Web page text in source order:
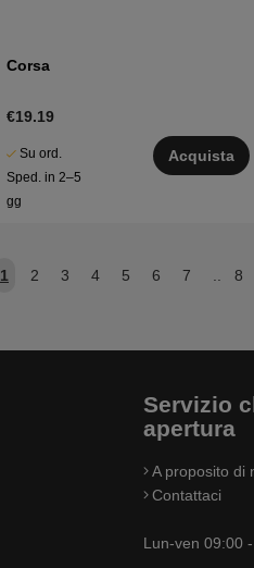
Corsa
€19.19
Su ord.
Sped. in 2–5
gg
Acquista
1 2 3 4 5 6 7 .. 8
Servizio
apertura
A proposito di
Contattaci
Lun-ven 09:00